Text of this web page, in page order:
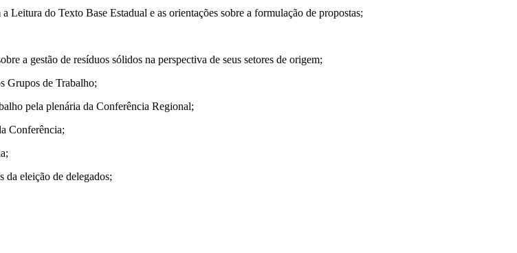
Leitura do Texto Base Estadual e as orientações sobre a formulação de propostas;
a gestão de resíduos sólidos na perspectiva de seus setores de origem;
Grupos de Trabalho;
pela plenária da Conferência Regional;
Conferência;
da eleição de delegados;